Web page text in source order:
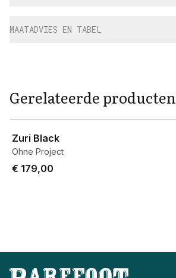
MAATADVIES EN TABEL
Gerelateerde producten
Zuri Black
Ohne Project
€ 179,00